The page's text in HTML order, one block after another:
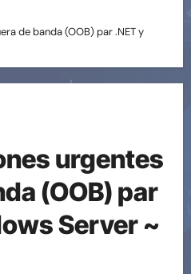
de banda (OOB) par .NET y
urgentes
(OOB) par
Server ~